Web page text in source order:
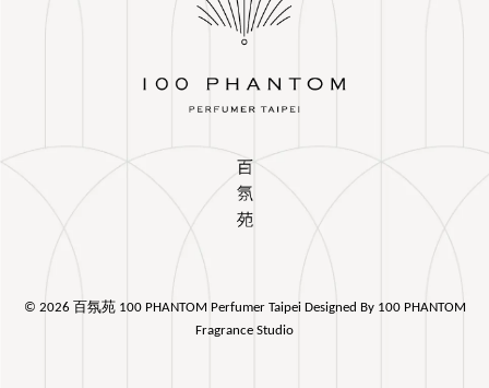
© 2026 百氛苑 100 PHANTOM Perfumer Taipei Designed By 100 PHANTOM
Fragrance Studio